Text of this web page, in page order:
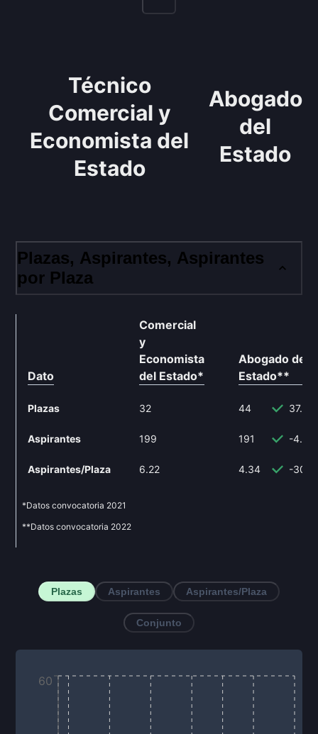
Técnico
Comercial y
Economista del
Estado
Abogado
del
Estado
Plazas, Aspirantes, Aspirantes
por Plaza
Dato
Comercial
y
Economista
del Estado*
Plazas 32
Aspirantes 199
Aspirantes/Plaza 6.22
Abogado del
Estado**
44 37.5%
191 -
4.34 -
*Datos convocatoria 2021
**Datos convocatoria 2022
Plazas Aspirantes Aspirantes/Plaza
Conjunto
60